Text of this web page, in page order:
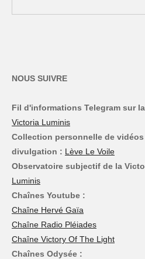
NOUS SUIVRE
Fil d'informations Telegram sur
Victoria Luminis
Collection personnelle de
divulgation : Lève Le Voile
Observatoire subjectif de la
Luminis
Chaînes Youtube :
Chaîne Hervé Gaïa
Chaîne Radio Pléiades
Chaîne Victory Of The Light
Chaînes Odysée :